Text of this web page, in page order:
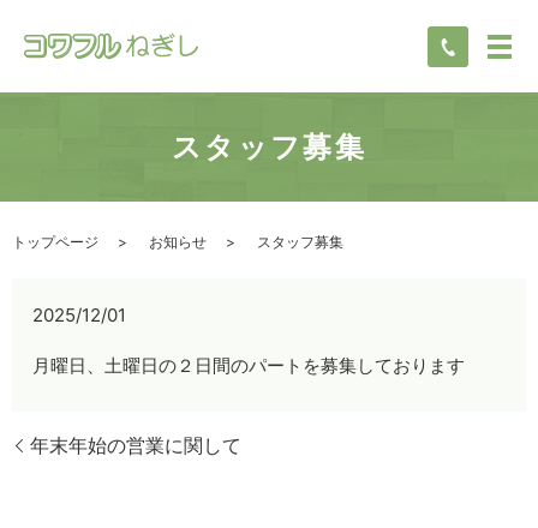
スタッフ募集
トップページ お知らせ スタッフ募集
2025/12/01
月曜日、土曜日の２日間のパートを募集しております
年末年始の営業に関して